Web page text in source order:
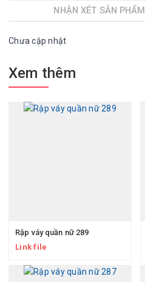
NHẬN XÉT SẢN PHẨM
Chưa cập nhật
Xem thêm
Rập váy quần nữ 289
Link file